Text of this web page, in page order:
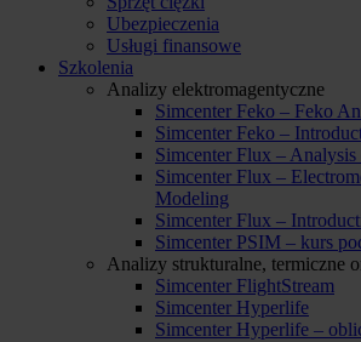
Ubezpieczenia
Usługi finansowe
Szkolenia
Analizy elektromagentyczne
Simcenter Feko – Feko
Simcenter Feko –
Simcenter Flux –
Simcenter Flux –
Modeling
Simcenter Flux –
Simcenter PSIM – kurs
Analizy strukturalne, termiczne
Simcenter FlightStream
Simcenter Hyperlife
Simcenter Hyperlife –